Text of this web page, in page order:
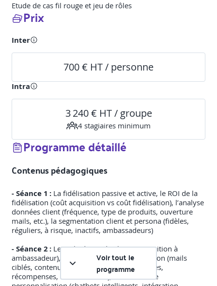
Etude de cas fil rouge et jeu de rôles
Prix
Inter
700 € HT / personne
Intra
3 240 € HT / groupe
4 stagiaires minimum
Programme détaillé
Contenus pédagogiques
- Séance 1 : La fidélisation passive et active, le ROI de la
fidélisation (coût acquisition vs coût fidélisation), l’analyse
données client (fréquence, type de produits, ouverture
mails, etc.), la segmentation client et persona (fidèles,
réguliers, à risque, inactifs, ambassadeurs)
- Séance 2 : Le cycle de vie du client (acquisition à
ambassadeur), les actions de personnalisation (mails
ciblés, contenus personnalisés, anniversaires,
récompenses, invitations VIP), les canaux de
Voir tout le
programme